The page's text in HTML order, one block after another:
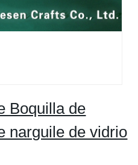
Boquilla de
narguile de vidrio